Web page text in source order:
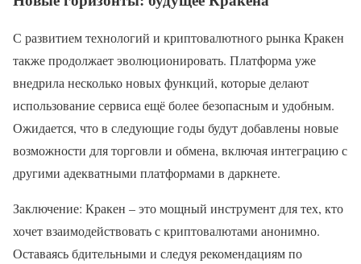
С развитием технологий и криптовалютного рынка Кракен
также продолжает эволюционировать. Платформа уже
внедрила несколько новых функций, которые делают
использование сервиса ещё более безопасным и удобным.
Ожидается, что в следующие годы будут добавлены новые
возможности для торговли и обмена, включая интеграцию с
другими адекватными платформами в даркнете.
Заключение: Кракен – это мощный инструмент для тех, кто
хочет взаимодействовать с криптовалютами анонимно.
Оставаясь бдительными и следуя рекомендациям по